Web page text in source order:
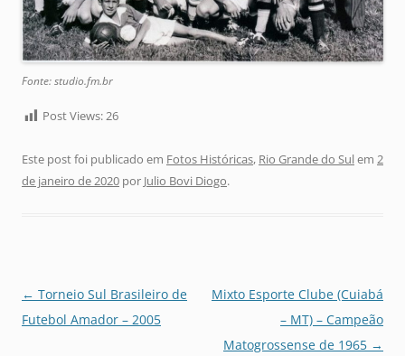
Fonte: studio.fm.br
Post Views:26
Este post foi publicado em Fotos Históricas, Rio Grande do Sulem 2
de janeiro de 2020 por Julio Bovi Diogo.
Navegação
de
← Torneio Sul Brasileiro de
Futebol Amador – 2005
Mixto Esporte Clube (Cuiabá
– MT) – Campeão
Matogrossense de 1965 →